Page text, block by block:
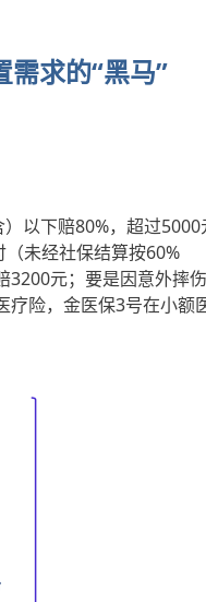
求的“黑马”
以下赔80%，超过5000
未经社保结算按60%
3200元；要是因意外摔伤
疗险，金医保3号在小额